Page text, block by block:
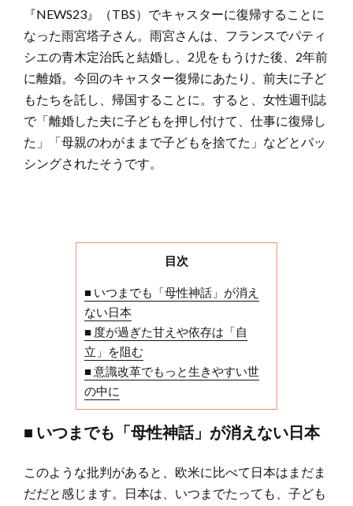
『NEWS23』（TBS）でキャスターに復帰することに
なった雨宮塔子さん。雨宮さんは、フランスでパティ
シエの青木定治氏と結婚し、2児をもうけた後、2年前
に離婚。今回のキャスター復帰にあたり、前夫に子ど
もたちを託し、帰国することに。すると、女性週刊誌
で「離婚した夫に子どもを押し付けて、仕事に復帰し
た」「母親のわがままで子どもを捨てた」などとバッ
シングされたそうです。
目次
■ いつまでも「母性神話」が消え
ない日本
■ 度が過ぎた甘えや依存は「自
立」を阻む
■ 意識改革でもっと生きやすい世
の中に
■ いつまでも「母性神話」が消えない日本
このような批判があると、欧米に比べて日本はまだま
だだと感じます。日本は、いつまでたっても、子ども